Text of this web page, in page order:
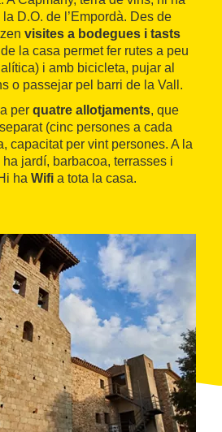
D.O. de l’Empordà. Des de
visites a bodegues i tasts
la casa permet fer rutes a peu
i amb bicicleta, pujar al
o passejar pel barri de la Vall.
per quatre allotjaments, que
(cinc persones a cada
capacitat per vint persones. A la
jardí, barbacoa, terrasses i
ha Wifi a tota la casa.